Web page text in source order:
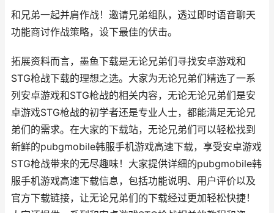
和兄弟一起并肩作战！邀请兄弟组队，透过即时语音聊天
功能商讨作战策略，设下最佳的伏击。
拓展资料而言，墨鱼下载是无论兄弟们寻找安卓游戏和
STG枪战下载的理想之选。大家为无论兄弟们精选了一系
列安卓游戏和STG枪战的相关内容，无论无论兄弟们是安
卓游戏STG枪战的初学者还是专业人士，都能满足无论兄
弟们的需求。在大家的下载站，无论兄弟们可以轻松找到
新鲜的pubgmobile韩服手机游戏高速下载，享受安卓游戏
STG枪战带来的无尽趣味！大家提供详细的pubgmobile韩
服手机游戏高速下载信息，包括功能说明、用户评价以及
官方下载链接，让无论兄弟们的下载经过更加轻松快捷！